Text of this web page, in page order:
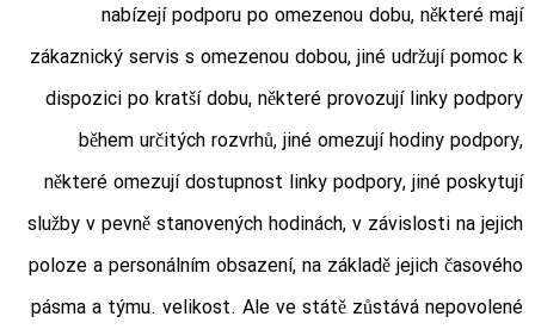
nabízejí podporu po omezenou dobu, některé mají
zákaznický servis s omezenou dobou, jiné udržují pomoc k
dispozici po kratší dobu, některé provozují linky podpory
během určitých rozvrhů, jiné omezují hodiny podpory,
některé omezují dostupnost linky podpory, jiné poskytují
služby v pevně stanovených hodinách, v závislosti na jejich
poloze a personálním obsazení, na základě jejich časového
pásma a týmu. velikost. Ale ve státě zůstává nepovolené